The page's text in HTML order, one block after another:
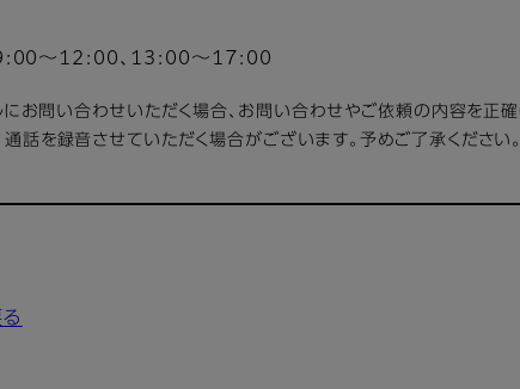
9:00～12:00、13:00～17:00
お問い合わせいただく場合、お問い合わせやご依頼の内容を正
通話を録音させていただく場合がございます。予めご了承ください。